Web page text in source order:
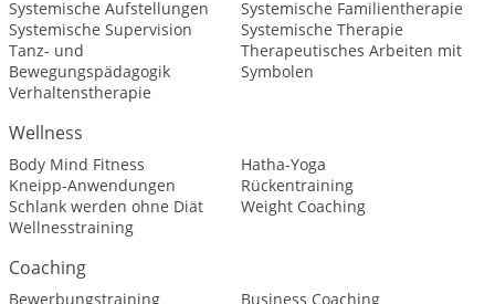
Systemische Aufstellungen
Systemische Familientherapie
Systemische Supervision
Systemische Therapie
Tanz- und
Bewegungspädagogik
Therapeutisches Arbeiten mit
Symbolen
Verhaltenstherapie
Wellness
Body Mind Fitness
Hatha-Yoga
Kneipp-Anwendungen
Rückentraining
Schlank werden ohne Diät
Weight Coaching
Wellnesstraining
Coaching
Bewerbungstraining Business Coaching